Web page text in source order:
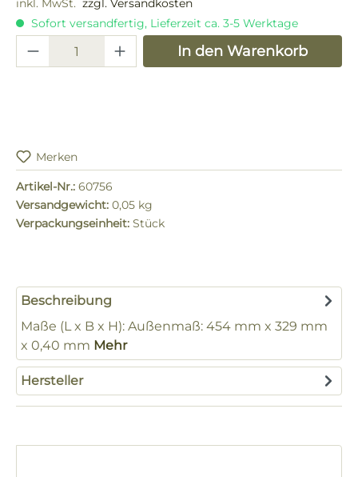
inkl. MwSt. zzgl. Versandkosten
Sofort versandfertig, Lieferzeit ca. 3-5 Werktage
Produkt Anzahl: Gib denIn den Warenkorb
Merken
Artikel-Nr.: 60756
Versandgewicht: 0,05 kg
Verpackungseinheit: Stück
Beschreibung
Maße (L x B x H): Außenmaß: 454 mm x 329 mm
x 0,40 mm Mehr
Hersteller